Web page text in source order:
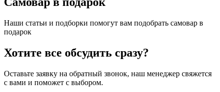
Наши статьи и подборки помогут вам подобрать самовар в
подарок
Хотите все обсудить сразу?
Оставьте заявку на обратный звонок, наш менеджер свяжется
с вами и поможет с выбором.